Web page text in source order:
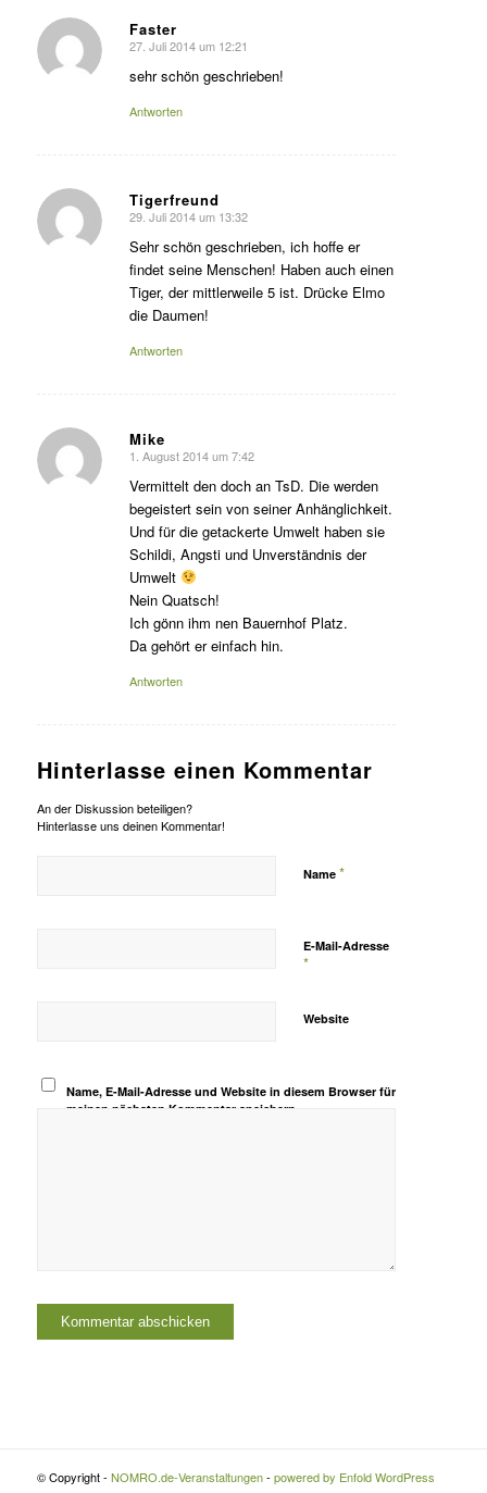
Faster
sagte:
27. Juli 2014 um 12:21
sehr schön geschrieben!
Antworten
Tigerfreund
sagte:
29. Juli 2014 um 13:32
Sehr schön geschrieben, ich hoffe er
findet seine Menschen! Haben auch einen
Tiger, der mittlerweile 5 ist. Drücke Elmo
die Daumen!
Antworten
Mike
sagte:
1. August 2014 um 7:42
Vermittelt den doch an TsD. Die werden
begeistert sein von seiner Anhänglichkeit.
Und für die getackerte Umwelt haben sie
Schildi, Angsti und Unverständnis der
Umwelt
Nein Quatsch!
Ich gönn ihm nen Bauernhof Platz.
Da gehört er einfach hin.
Antworten
Hinterlasse einen Kommentar
An der Diskussion beteiligen?
Hinterlasse uns deinen Kommentar!
Name *
E-Mail-Adresse
*
Website
Name, E-Mail-Adresse und Website in diesem Browser für
meinen nächsten Kommentar speichern.
© Copyright - NOMRO.de-Veranstaltungen- powered by Enfold WordPress